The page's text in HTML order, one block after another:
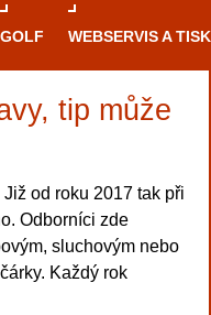
GOLF WEBSERVIS A
tip může
od roku 2017 tak při
Odborníci zde
sluchovým nebo
Každý rok
hrami v Brně: Od
zajímavé památky, skvělé
Mimo jiné je ale také
a bezpečně vyzkoušet
kvetoucí moravské
nabídku her od klasické
jak pro pravidelné